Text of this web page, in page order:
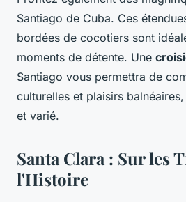
Santiago de Cuba. Ces
bordées de cocotiers sont
moments de détente. Une
Santiago vous permettra de
culturelles et plaisirs
et varié.
Santa Clara : Sur les
l'Histoire